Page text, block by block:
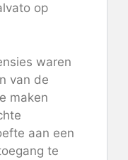
op
waren
van de
maken
aan een
te